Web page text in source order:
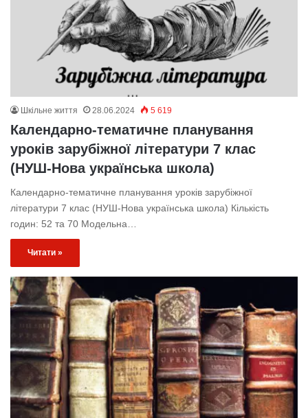
Шкільне життя 28.06.2024 5 619
Календарно-тематичне планування
уроків зарубіжної літератури 7 клас
(НУШ-Нова українська школа)
Календарно-тематичне планування уроків зарубіжної
літератури 7 клас (НУШ-Нова українська школа) Кількість
годин: 52 та 70 Модельна…
Читати »